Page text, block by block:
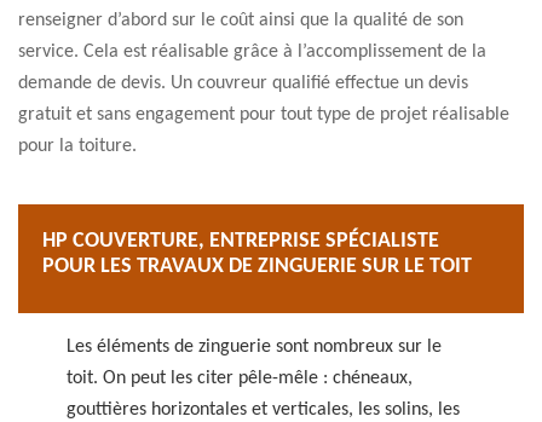
renseigner d’abord sur le coût ainsi que la qualité de son
service. Cela est réalisable grâce à l’accomplissement de la
demande de devis. Un couvreur qualifié effectue un devis
gratuit et sans engagement pour tout type de projet réalisable
pour la toiture.
HP COUVERTURE, ENTREPRISE SPÉCIALISTE
POUR LES TRAVAUX DE ZINGUERIE SUR LE TOIT
Les éléments de zinguerie sont nombreux sur le
toit. On peut les citer pêle-mêle : chéneaux,
gouttières horizontales et verticales, les solins, les